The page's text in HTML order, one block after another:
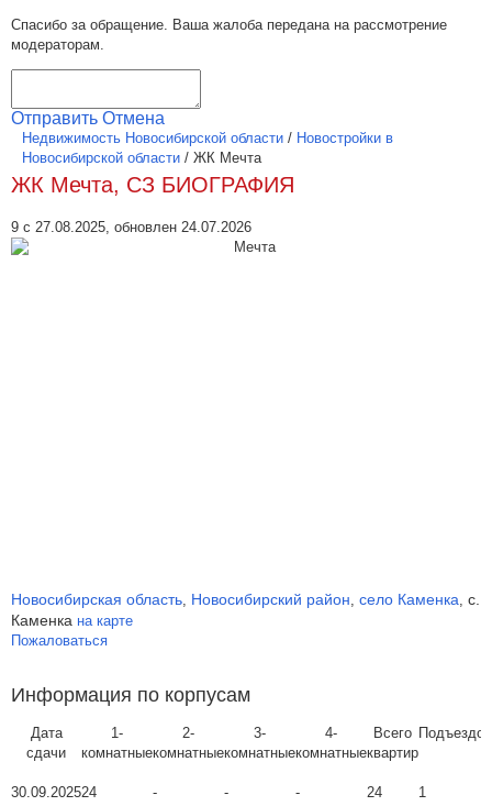
Спасибо за обращение. Ваша жалоба передана на рассмотрение
модераторам.
Отправить Отмена
Недвижимость Новосибирской области / Новостройки в
Новосибирской области / ЖК Мечта
ЖК Мечта, СЗ БИОГРАФИЯ
9 с 27.08.2025, обновлен 24.07.2026
Новосибирская область, Новосибирский район, село Каменка, с.
Каменка на карте
Пожаловаться
Информация по корпусам
Дата
сдачи
1-
комнатные
2-
комнатные
3-
комнатные
4-
комнатные
Всего
квартир
Подъездов
30.09.202524 - - - 24 1